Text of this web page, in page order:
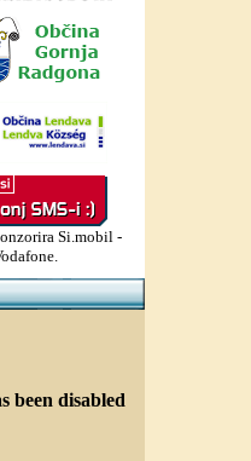
Si.mobil -
been disabled